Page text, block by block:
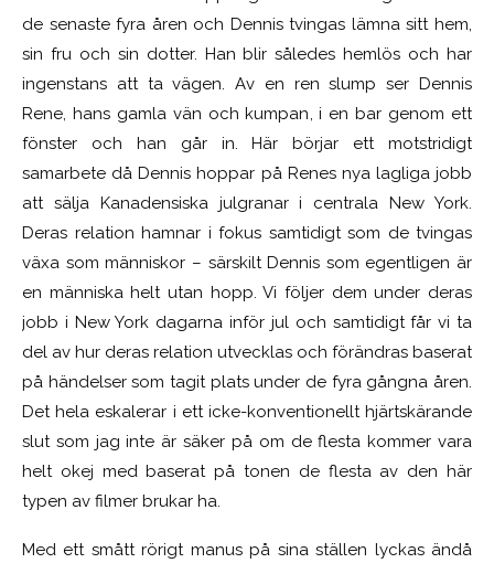
de senaste fyra åren och Dennis tvingas lämna sitt hem,
sin fru och sin dotter. Han blir således hemlös och har
ingenstans att ta vägen. Av en ren slump ser Dennis
Rene, hans gamla vän och kumpan, i en bar genom ett
fönster och han går in. Här börjar ett motstridigt
samarbete då Dennis hoppar på Renes nya lagliga jobb
att sälja Kanadensiska julgranar i centrala New York.
Deras relation hamnar i fokus samtidigt som de tvingas
växa som människor – särskilt Dennis som egentligen är
en människa helt utan hopp. Vi följer dem under deras
jobb i New York dagarna inför jul och samtidigt får vi ta
del av hur deras relation utvecklas och förändras baserat
på händelser som tagit plats under de fyra gångna åren.
Det hela eskalerar i ett icke-konventionellt hjärtskärande
slut som jag inte är säker på om de flesta kommer vara
helt okej med baserat på tonen de flesta av den här
typen av filmer brukar ha.
Med ett smått rörigt manus på sina ställen lyckas ändå